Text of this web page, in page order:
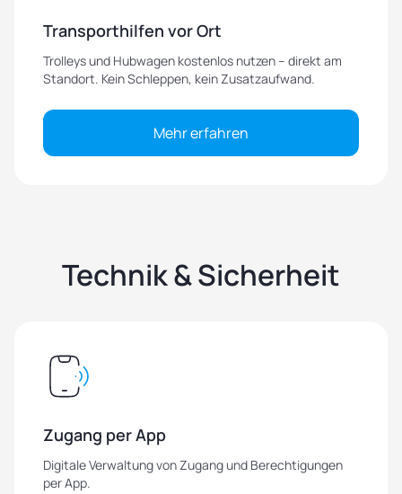
Transporthilfen vor Ort
Trolleys und Hubwagen kostenlos nutzen – direkt am
Standort. Kein Schleppen, kein Zusatzaufwand.
Mehr erfahren
Technik & Sicherheit
Zugang per App
Digitale Verwaltung von Zugang und Berechtigungen
per App.